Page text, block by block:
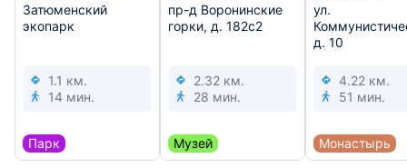
Затюменский
экопарк
1.1 км.
14 мин.
Парк
пр-д Воронинские
горки, д. 182с2
2.32 км.
28 мин.
Музей
ул.
д. 10
4.22 км.
51 мин.
Монастырь